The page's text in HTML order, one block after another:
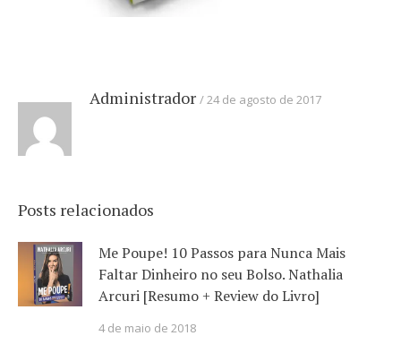
Administrador 24 de agosto de 2017
Posts relacionados
Me Poupe! 10 Passos para Nunca Mais
Faltar Dinheiro no seu Bolso. Nathalia
Arcuri [Resumo + Review do Livro]
4 de maio de 2018